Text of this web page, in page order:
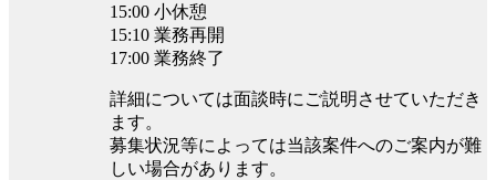
15:00 小休憩
15:10 業務再開
17:00 業務終了
詳細については面談時にご説明させていただき
ます。
募集状況等によっては当該案件へのご案内が難
しい場合があります。